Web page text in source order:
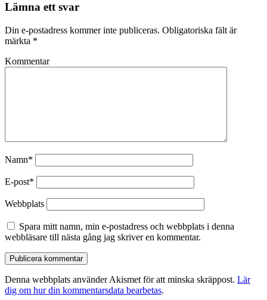
Lämna ett svar
Din e-postadress kommer inte publiceras. Obligatoriska fält är
märkta *
Kommentar
Namn*
E-post*
Webbplats
Spara mitt namn, min e-postadress och webbplats i denna
webbläsare till nästa gång jag skriver en kommentar.
Denna webbplats använder Akismet för att minska skräppost. Lär
dig om hur din kommentarsdata bearbetas.